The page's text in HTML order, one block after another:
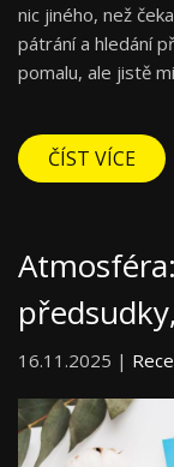
nic jiného, než
pátrání a hledání
pomalu, ale jistě
ČÍST VÍCE
16.11.2025 |